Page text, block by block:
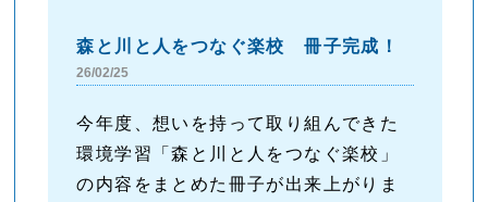
森と川と人をつなぐ楽校 冊子完成！
26/02/25
今年度、想いを持って取り組んできた
環境学習「森と川と人をつなぐ楽校」
の内容をまとめた冊子が出来上がりま